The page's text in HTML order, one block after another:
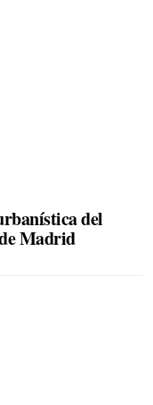
del
Madrid